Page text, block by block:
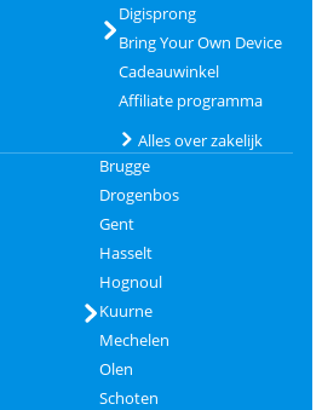
Digisprong
Bring Your Own Device
Cadeauwinkel
Affiliate programma
Alles over zakelijk
Brugge
Drogenbos
Gent
Hasselt
Hognoul
Kuurne
Mechelen
Olen
Schoten